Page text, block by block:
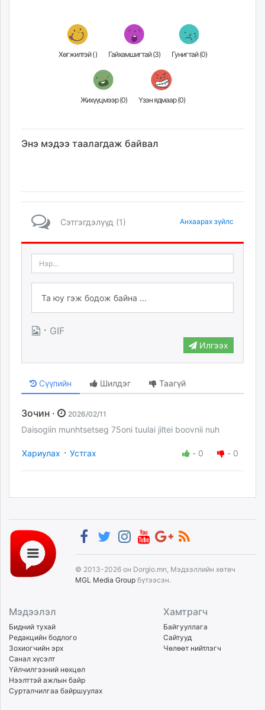
Хөгжилтэй () Гайхамшигтай (3) Гунигтай (0)
Жихүүцмээр (0) Үзэн ядмаар (0)
Энэ мэдээ таалагдаж байвал
Сэтгэгдэлүүд (1) Анхаарах зүйлс
· GIF
Илгээх
Сүүлийн Шилдэг Таагүй
Зочин · 2026/02/11
Daisogiin munhtsetseg 75oni tuulai jiltei boovnii nuh
Хариулах · Устгах - 0 - 0
© 2013-2026 он Dorgio.mn, Мэдээллийн хөтөч
MGL Media Group бүтээсэн.
Мэдээлэл
Бидний тухай
Редакцийн бодлого
Зохиогчийн эрх
Санал хүсэлт
Үйлчилгээний нөхцөл
Нээлттэй ажлын байр
Сурталчилгаа байршуулах
Хамтрагч
Байгууллага
Сайтууд
Чөлөөт нийтлэгч